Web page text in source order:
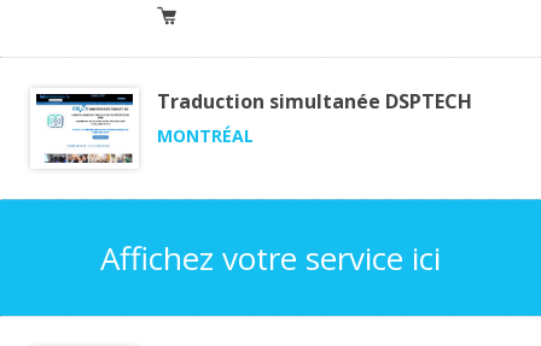
Traduction simultanée DSPTECH
MONTRÉAL
Affichez votre service ici